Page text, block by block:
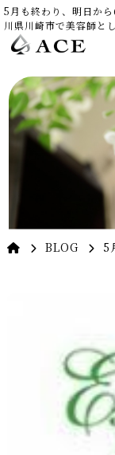
5月も終わり、明日か
川県川崎市で美容師と
BLOG 5